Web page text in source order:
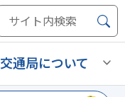
交通局について